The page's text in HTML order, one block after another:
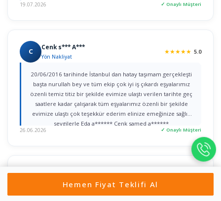
19.07.2026 ✓ Onaylı Müşteri
C Cenk s*** A***
Yön Nakliyat
★★★★★ 5.0
20/06/2016 tarihinde İstanbul dan hatay taşımam gerçekleşti
başta nurullah bey ve tüm ekip çok iyi iş çıkardı eşyalarımız
özenli temiz titiz bir şekilde evimize ulaştı verilen tarihte geç
saatlere kadar çalışarak tüm eşyalarımız özenli bir şekilde
evimize ulaştı çok teşekkür ederim elinize emeğinize sağlık
sevgilerle Eda a****** Cenk samed a******
26.06.2026 ✓ Onaylı Müşteri
Doğan T***
Aysa NakliyatHemen Fiyat Teklifi Al